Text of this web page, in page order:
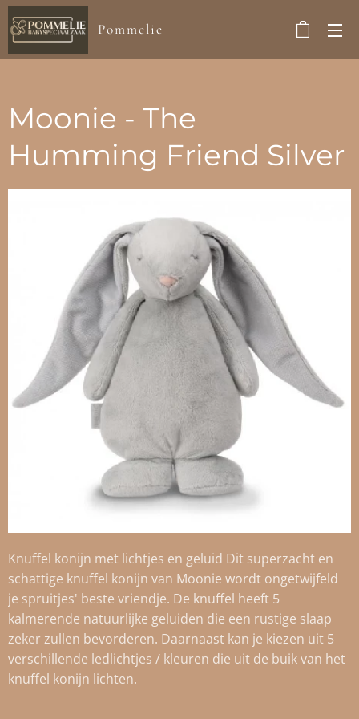
Pommelie
Moonie - The
Humming Friend Silver
Knuffel konijn met lichtjes en geluid Dit superzacht en
schattige knuffel konijn van Moonie wordt ongetwijfeld
je spruitjes' beste vriendje. De knuffel heeft 5
kalmerende natuurlijke geluiden die een rustige slaap
zeker zullen bevorderen. Daarnaast kan je kiezen uit 5
verschillende ledlichtjes / kleuren die uit de buik van het
knuffel konijn lichten.